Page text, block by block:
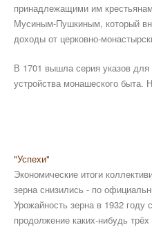
принадлежащими им
Мусиным-Пушкиным, который
доходы от церковно-
В 1701 вышла серия указов
устройства монашеского быта.
"Успехи"
Экономические итоги
зерна снизились - по
Урожайность зерна в 1932 году
продолжение каких-нибудь трёх